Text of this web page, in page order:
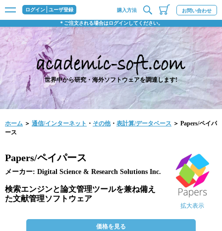
ログイン ユーザ登録
＊ご注文される場合はログインしてください。
購入方法 お問い合わせ
世界中から研究・海外ソフトウェアを調達します!
ホーム ＞ 通信/インターネット ・ その他・ 表計算/データベース ＞ Papers/ペイパ
ース
拡大表示
Papers/ペイパース
メーカー: Digital Science & Research Solutions Inc.
検索エンジンと論文管理ツールを兼ね備え
た文献管理ソフトウェア
価格を見る